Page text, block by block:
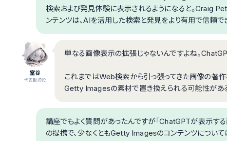
検索および発見体験に表示されるようになると。Craig
ンテンツは、AIを活用した検索と発見をより有用で信頼で
室谷
代表取締役
単なる画像表示の拡張じゃないんですよね。
これまではWeb検索から引っ張ってきた画像の著
Getty Imagesの素材で置き換えられる可能性があ
講座でもよく質問があったんですが「ChatGPTが表示す
の提携で、少なくともGetty Imagesのコンテンツについ